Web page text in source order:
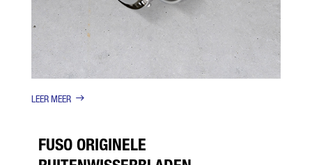
LEER MEER
FUSO ORIGINELE